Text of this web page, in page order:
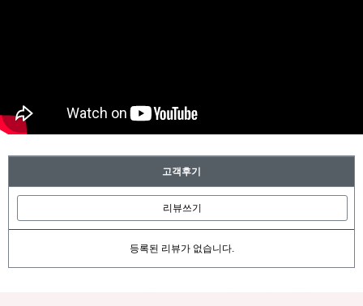
고객후기
리뷰쓰기
등록된 리뷰가 없습니다.